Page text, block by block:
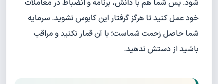
شود. پس شما هم با دانش، برنامه و انضباط در معاملات
خود عمل کنید تا هرگز گرفتار این کابوس نشوید. سرمایه
شما حاصل زحمت شماست؛ با آن قمار نکنید و مراقب
باشید از دستش ندهید.